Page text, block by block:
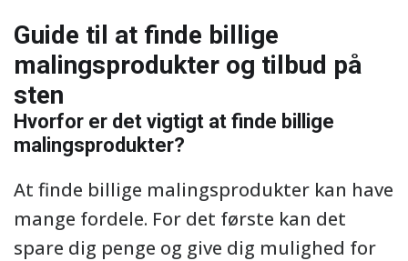
Guide til at finde billige
malingsprodukter og tilbud på
sten
Hvorfor er det vigtigt at finde billige
malingsprodukter?
At finde billige malingsprodukter kan have
mange fordele. For det første kan det
spare dig penge og give dig mulighed for